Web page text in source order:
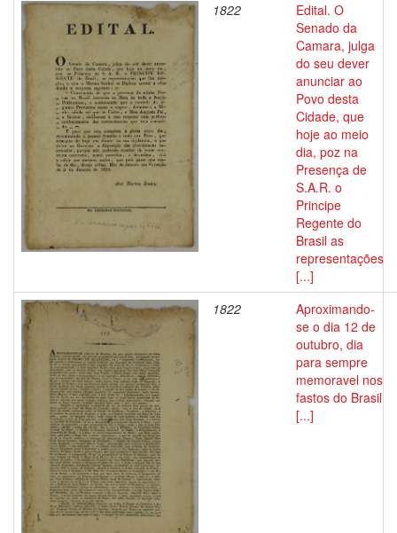
1822
Edital. O
Senado da
Camara, julga
do seu dever
anunciar ao
Povo desta
Cidade, que
hoje ao meio
dia, poz na
Presença de
S.A.R. o
Principe
Regente do
Brasil as
representações
[...]
1822
Aproximando-
se o dia 12 de
outubro, dia
para sempre
memoravel nos
fastos do Brasil
[...]